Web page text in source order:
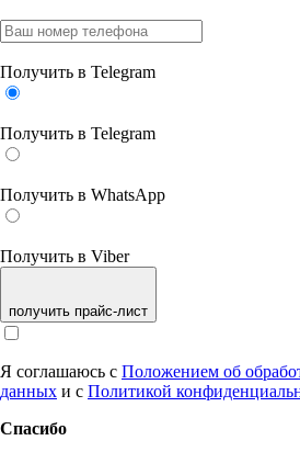
Получить в Telegram
Получить в Telegram
Получить в WhatsApp
Получить в Viber
получить прайс-лист
Я соглашаюсь с Положением об
данных и с Политикой
Спасибо